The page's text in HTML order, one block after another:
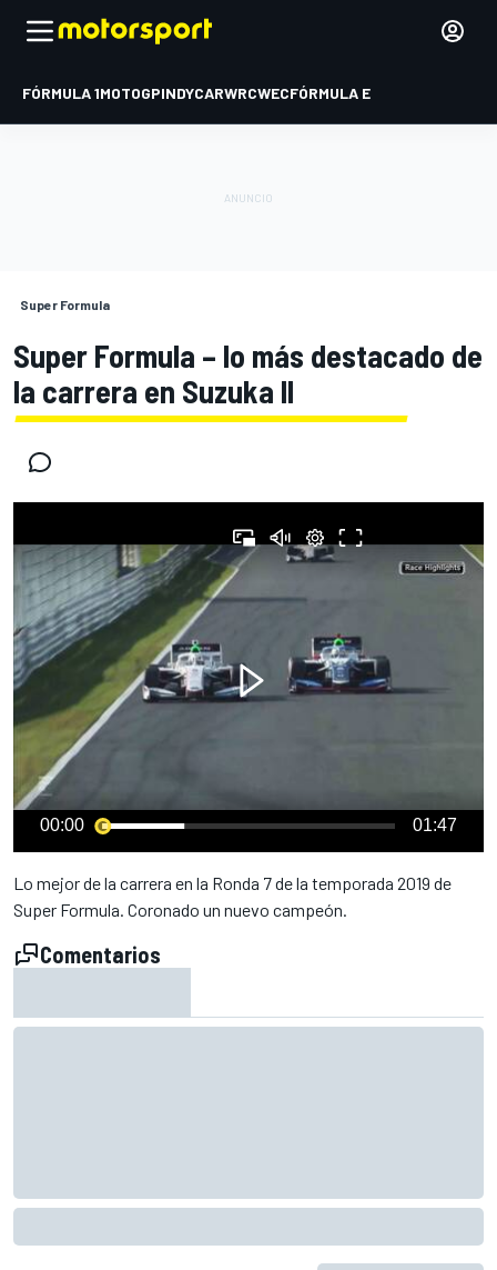
FÓRMULA 1MOTOGPINDYCARWRCWECFÓRMULA E
Super Formula
Super Formula – lo más destacado de
la carrera en Suzuka II
00:00 01:47
Lo mejor de la carrera en la Ronda 7 de la temporada 2019 de
Super Formula. Coronado un nuevo campeón.
Comentarios